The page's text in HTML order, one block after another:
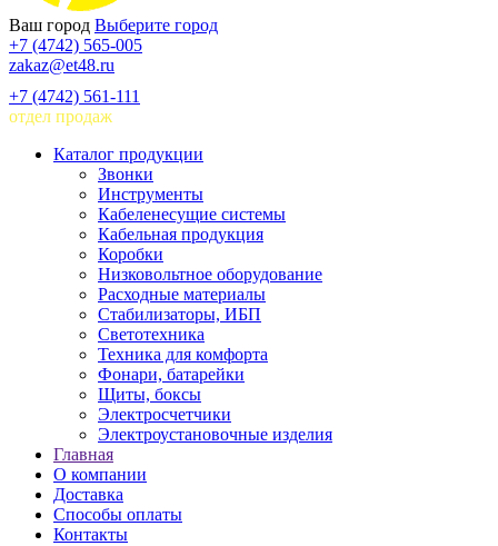
Ваш город Выберите город
+7 (4742) 565-005
zakaz@et48.ru
+7 (4742) 561-111
отдел продаж
Каталог продукции
Звонки
Инструменты
Кабеленесущие системы
Кабельная продукция
Коробки
Низковольтное оборудование
Расходные материалы
Стабилизаторы, ИБП
Светотехника
Техника для комфорта
Фонари, батарейки
Щиты, боксы
Электросчетчики
Электроустановочные изделия
Главная
О компании
Доставка
Способы оплаты
Контакты